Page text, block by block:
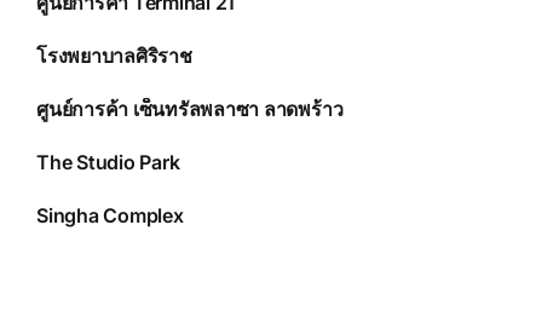
โรงพยาบาลศิริราช
ศูนย์การค้า เซ็นทรัลพลาซา ลาดพร้าว
The Studio Park
Singha Complex